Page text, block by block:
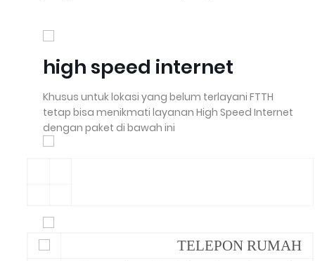
high speed internet
Khusus untuk lokasi yang belum terlayani FTTH
tetap bisa menikmati layanan High Speed Internet
dengan paket di bawah ini
TELEPON RUMAH